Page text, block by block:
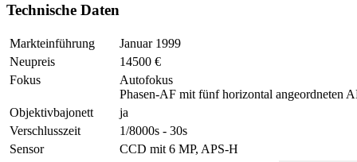
Technische Daten
Markteinführung
Januar 1999
Neupreis
14500 €
Fokus
Autofokus
Phasen-AF mit fünf horizontal angeordneten
Objektivbajonett
ja
Verschlusszeit
1/8000s - 30s
Sensor
CCD mit 6 MP, APS-H